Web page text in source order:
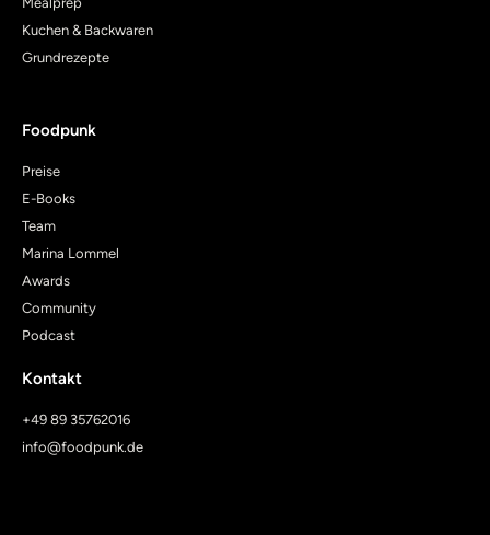
Kuchen & Backwaren
Grundrezepte
Foodpunk
Preise
E-Books
Team
Marina Lommel
Awards
Community
Podcast
Kontakt
+49 89 35762016
info@foodpunk.de